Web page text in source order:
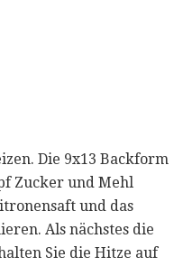
Die 9x13 Backform
Zucker und Mehl
und das
Als nächstes die
Sie die Hitze auf